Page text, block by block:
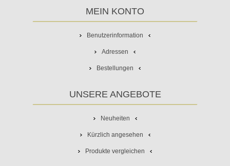
MEIN KONTO
Benutzerinformation
Adressen
Bestellungen
UNSERE ANGEBOTE
Neuheiten
Kürzlich angesehen
Produkte vergleichen